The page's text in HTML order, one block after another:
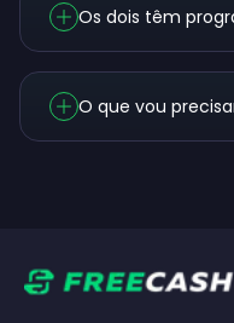
Os dois têm
O que vou